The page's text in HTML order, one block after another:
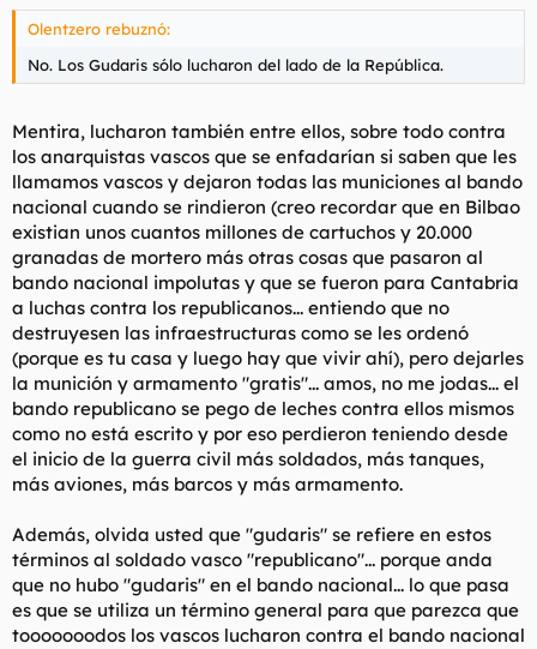
Olentzero rebuznó:
No. Los Gudaris sólo lucharon del lado de la República.
Mentira, lucharon también entre ellos, sobre todo contra
los anarquistas vascos que se enfadarían si saben que les
llamamos vascos y dejaron todas las municiones al bando
nacional cuando se rindieron (creo recordar que en Bilbao
existian unos cuantos millones de cartuchos y 20.000
granadas de mortero más otras cosas que pasaron al
bando nacional impolutas y que se fueron para Cantabria
a luchas contra los republicanos... entiendo que no
destruyesen las infraestructuras como se les ordenó
(porque es tu casa y luego hay que vivir ahí), pero dejarles
la munición y armamento "gratis"... amos, no me jodas... el
bando republicano se pego de leches contra ellos mismos
como no está escrito y por eso perdieron teniendo desde
el inicio de la guerra civil más soldados, más tanques,
más aviones, más barcos y más armamento.
Además, olvida usted que "gudaris" se refiere en estos
términos al soldado vasco "republicano"... porque anda
que no hubo "gudaris" en el bando nacional... lo que pasa
es que se utiliza un término general para que parezca que
tooooooodos los vascos lucharon contra el bando nacional